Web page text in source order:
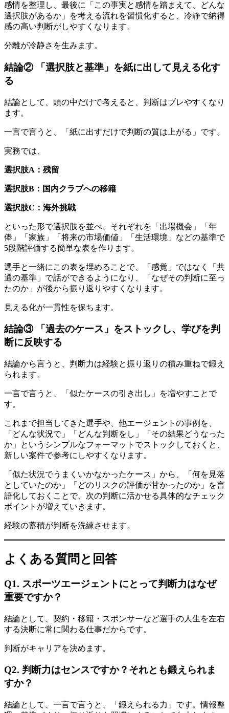
感情を整理し、最後に「この事実と感情を踏まえて、どんな
選択肢があるか」を考える流れを習慣化すると、冷静で納得
感の高い判断がしやすくなります。
分離が冷静さを生みます。
結論② 「選択肢と基準」を紙に出して見える化す
る
結論として、頭の中だけで考えると、判断はブレやすくなり
ます。
一言で言うと、「紙に出すだけで判断の質は上がる」です。
実務では、
選択肢A：残留
選択肢B：国内クラブへの移籍
選択肢C：海外挑戦
といった形で選択肢を並べ、それぞれを「出場機会」「年
俸」「家族」「将来の市場価値」「生活環境」などの基準で
5段階評価する簡単な表を作ります。
選手と一緒にこの表を埋めることで、「感覚」ではなく「共
通の基準」で話ができるようになり、「なぜその判断に至っ
たのか」が後から振り返りやすくなります。
見える化が一貫性を保ちます。
結論③ 「過去のケース」をストックし、学びを判
断に反映する
結論から言うと、判断力は経験と振り返りの積み重ねで鍛え
られます。
一言で言うと、「似たケースの引き出し」を増やすことで
す。
これまで担当してきた選手や、他エージェントの事例を、
「どんな状況で」「どんな判断をし」「その結果どうなった
か」というシンプルなフォーマットでストックしておくと、
新しい案件で参考にしやすくなります。
「似た状況でうまくいかなかったケース」から、「何を見落
としていたのか」「どのリスクの評価が甘かったのか」を言
語化しておくことで、次の判断に活かせる具体的なチェック
ポイントが増えていきます。
経験の蓄積が判断を洗練させます。
よくある質問と回答
Q1. スポーツエージェントにとって判断力はなぜ
重要ですか？
結論として、契約・移籍・スポンサーなど選手の人生を左右
する決断に常に関わる仕事だからです。
判断がキャリアを決めます。
Q2. 判断力はセンスですか？それとも鍛えられま
すか？
結論として、一言で言うと、「鍛えられる力」です。情報整